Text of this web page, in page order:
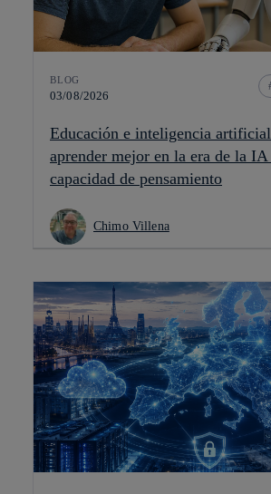
BLOG
03/08/2026
Educación e inteligencia
aprender mejor en la era de la
capacidad de pensamiento
Chimo Villena